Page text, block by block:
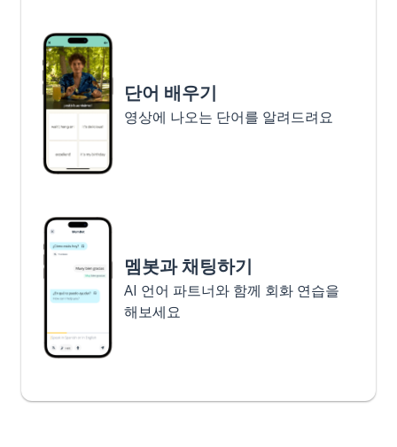
단어 배우기
영상에 나오는 단어를 알려드려요
멤봇과 채팅하기
AI 언어 파트너와 함께 회화 연습을
해보세요